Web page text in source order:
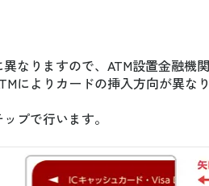
なりますので、ATM設置金融
によりカードの挿入方向が異な
プで行います。